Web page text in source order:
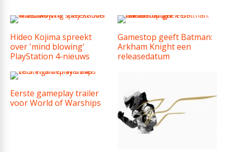
Hideo Kojima spreekt
over 'mind blowing'
PlayStation 4-nieuws
Gamestop geeft Batman:
Arkham Knight een
releasedatum
Eerste gameplay trailer
voor World of Warships